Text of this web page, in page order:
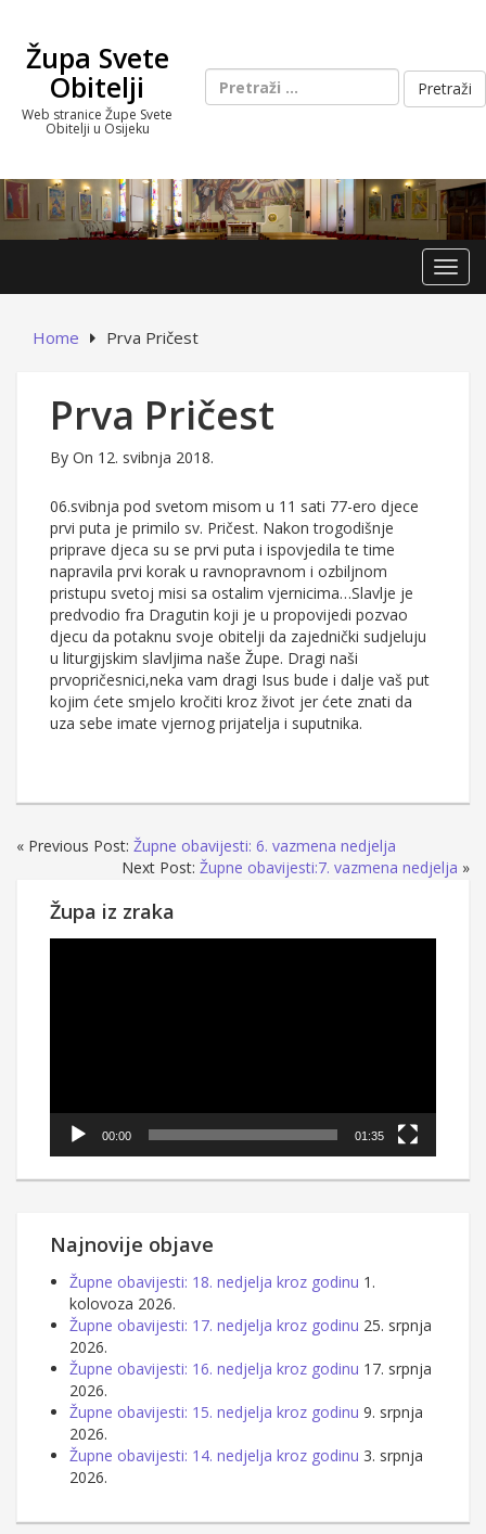
contentŽupa Svete
Obitelji
Web stranice Župe Svete
Obitelji u Osijeku
Pretraži:
Home Prva Pričest
Prva Pričest
By On 12. svibnja 2018.
06.svibnja pod svetom misom u 11 sati 77-ero djece
prvi puta je primilo sv. Pričest. Nakon trogodišnje
priprave djeca su se prvi puta i ispovjedila te time
napravila prvi korak u ravnopravnom i ozbiljnom
pristupu svetoj misi sa ostalim vjernicima…Slavlje je
predvodio fra Dragutin koji je u propovijedi pozvao
djecu da potaknu svoje obitelji da zajednički sudjeluju
u liturgijskim slavljima naše Župe. Dragi naši
prvopričesnici,neka vam dragi Isus bude i dalje vaš put
kojim ćete smjelo kročiti kroz život jer ćete znati da
uza sebe imate vjernog prijatelja i suputnika.
« Previous Post: Župne obavijesti: 6. vazmena nedjelja
Next Post: Župne obavijesti:7. vazmena nedjelja »
Župa iz zraka
00:00 01:35
Najnovije objave
Župne obavijesti: 18. nedjelja kroz godinu 1.
kolovoza 2026.
Župne obavijesti: 17. nedjelja kroz godinu 25. srpnja
2026.
Župne obavijesti: 16. nedjelja kroz godinu 17. srpnja
2026.
Župne obavijesti: 15. nedjelja kroz godinu 9. srpnja
2026.
Župne obavijesti: 14. nedjelja kroz godinu 3. srpnja
2026.